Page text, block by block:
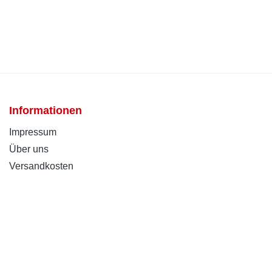
Informationen
Impressum
Über uns
Versandkosten